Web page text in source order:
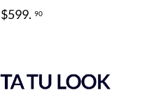
$599. 90